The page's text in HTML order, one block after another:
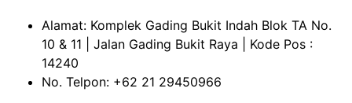
Alamat: Komplek Gading Bukit Indah Blok TA No.
10 & 11 | Jalan Gading Bukit Raya | Kode Pos :
14240
No. Telpon: +62 21 29450966